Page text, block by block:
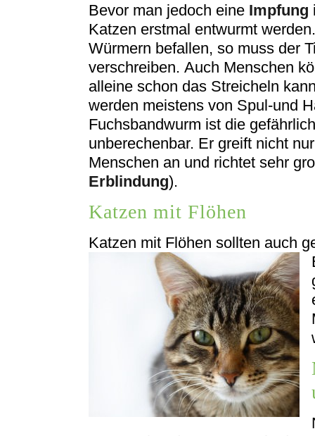
Bevor man jedoch eine Impfung
Katzen erstmal entwurmt
Würmern befallen, so muss der
verschreiben. Auch Menschen
alleine schon das Streicheln
werden meistens von Spul-und
Fuchsbandwurm ist die
unberechenbar. Er greift nicht
Menschen an und richtet sehr
Erblindung).
Katzen mit Flöhen
Katzen mit Flöhen sollten auch